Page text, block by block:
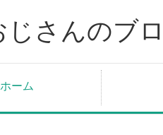
じさんのブ
ホーム